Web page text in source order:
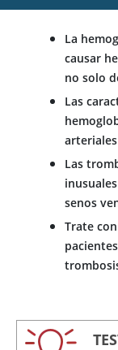
La
causar
no solo
Las
Las
senos
Trate